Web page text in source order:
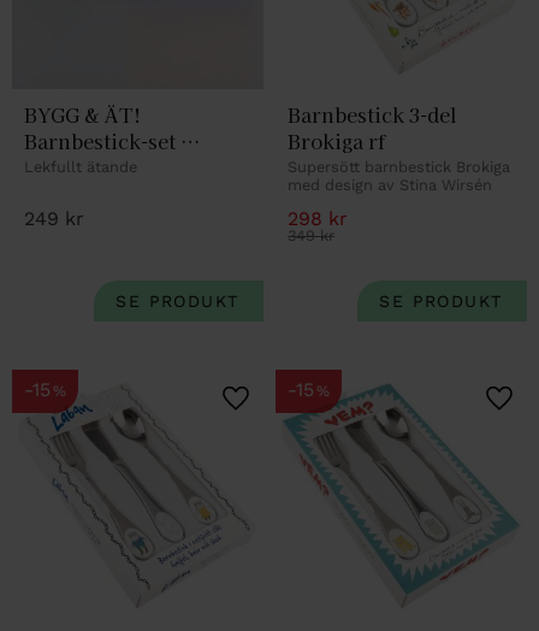
BYGG & ÄT!
Barnbestick-set
byggklossar
Lekfullt ätande
249 kr
Barnbestick 3-del
Brokiga rf
Supersött barnbestick Brokiga
med design av Stina Wirsén
298 kr
349kr
15 %
Lägg till i favoriter
15 %